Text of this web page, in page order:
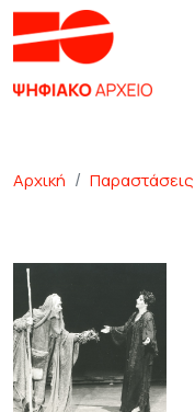
Αρχική Παραστάσεις